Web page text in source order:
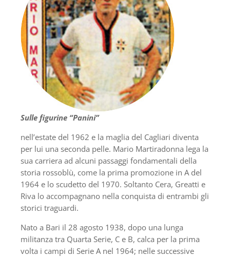
Sulle figurine “Panini”
nell’estate del 1962 e la maglia del Cagliari diventa
per lui una seconda pelle. Mario Martiradonna lega la
sua carriera ad alcuni passaggi fondamentali della
storia rossoblù, come la prima promozione in A del
1964 e lo scudetto del 1970. Soltanto Cera, Greatti e
Riva lo accompagnano nella conquista di entrambi gli
storici traguardi.
Nato a Bari il 28 agosto 1938, dopo una lunga
militanza tra Quarta Serie, C e B, calca per la prima
volta i campi di Serie A nel 1964; nelle successive